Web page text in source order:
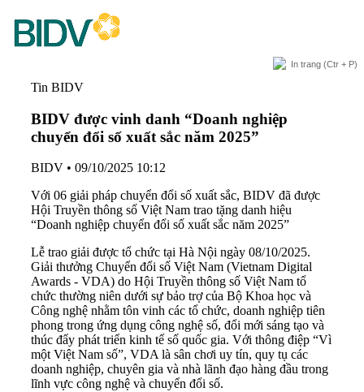
In trang (Ctr + P)
Tin BIDV
BIDV được vinh danh “Doanh nghiệp
chuyển đổi số xuất sắc năm 2025”
BIDV • 09/10/2025 10:12
Với 06 giải pháp chuyển đổi số xuất sắc, BIDV đã được
Hội Truyền thông số Việt Nam trao tặng danh hiệu
“Doanh nghiệp chuyển đổi số xuất sắc năm 2025”
Lễ trao giải được tổ chức tại Hà Nội ngày 08/10/2025.
Giải thưởng Chuyển đổi số Việt Nam (Vietnam Digital
Awards - VDA) do Hội Truyền thông số Việt Nam tổ
chức thường niên dưới sự bảo trợ của Bộ Khoa học và
Công nghệ nhằm tôn vinh các tổ chức, doanh nghiệp tiên
phong trong ứng dụng công nghệ số, đổi mới sáng tạo và
thúc đẩy phát triển kinh tế số quốc gia. Với thông điệp “Vì
một Việt Nam số”, VDA là sân chơi uy tín, quy tụ các
doanh nghiệp, chuyên gia và nhà lãnh đạo hàng đầu trong
lĩnh vực công nghệ và chuyển đổi số.